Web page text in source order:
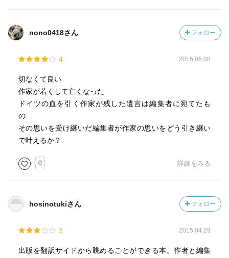
nono0418さん フォロー
4 2015.06.08
切なくて良い
作家が若くして亡くなった
ドイツの血を引く作家が残した遺言は編集者に宛てたも
の…
その思いを受け継いだ編集者が作家の思いをどう引き継い
で叶えるか？
0 詳細をみる
hosinotukiさん フォロー
3 2015.04.29
出版を翻訳サイドから眺めることができる本。作者と編集